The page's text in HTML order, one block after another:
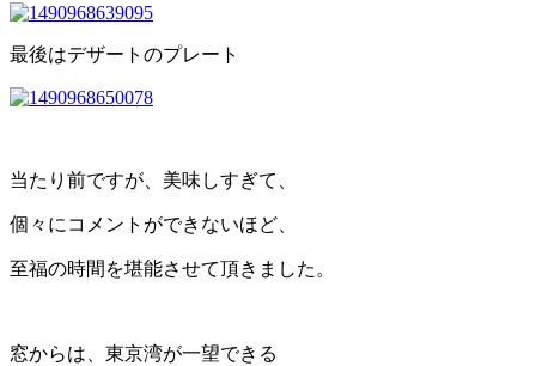
最後はデザートのプレート
当たり前ですが、美味しすぎて、
個々にコメントができないほど、
至福の時間を堪能させて頂きました。
窓からは、東京湾が一望できる